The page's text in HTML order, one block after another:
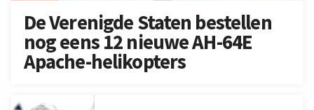
De Verenigde Staten bestellen
nog eens 12 nieuwe AH-64E
Apache-helikopters